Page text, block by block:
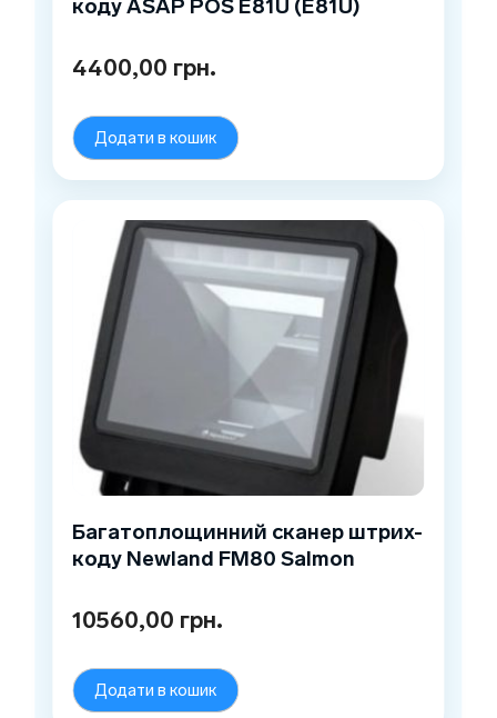
коду ASAP POS E81U (E81U)
4400,00 грн.
Додати в кошик
Багатоплощинний сканер штрих-
коду Newland FM80 Salmon
10560,00 грн.
Додати в кошик